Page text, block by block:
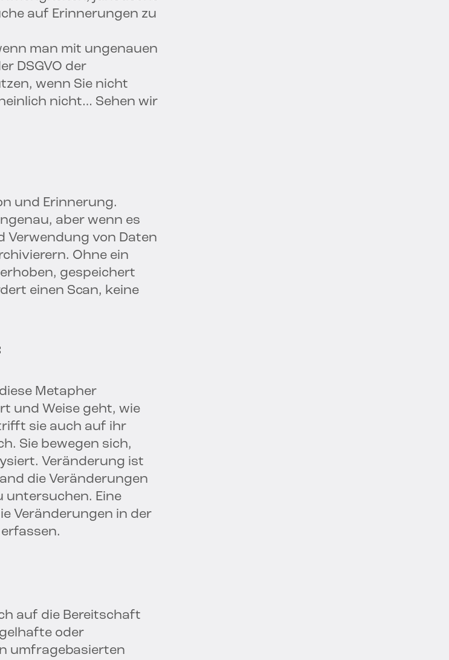
auf Erinnerungen zu
man mit ungenauen
DSGVO der
wenn Sie nicht
nicht… Sehen wir
und Erinnerung.
aber wenn es
Verwendung von Daten
Ohne ein
gespeichert
einen Scan, keine
Metapher
und Weise geht, wie
sie auch auf ihr
Sie bewegen sich,
Veränderung ist
die Veränderungen
untersuchen. Eine
Veränderungen in der
auf die Bereitschaft
oder
umfragebasierten